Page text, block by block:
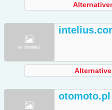
otomoto.pl